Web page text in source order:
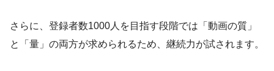
さらに、登録者数1000人を目指す段階では「動画の質」
と「量」の両方が求められるため、継続力が試されます。